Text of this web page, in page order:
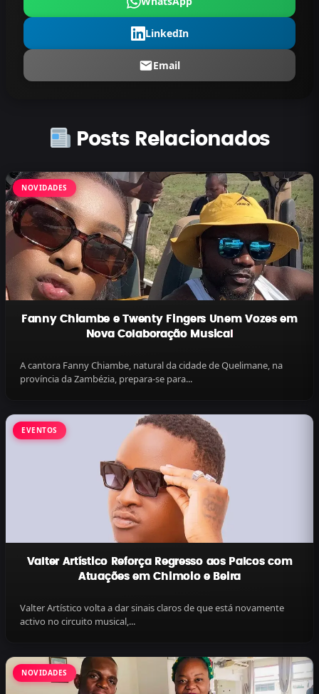
LinkedIn
Email
Posts Relacionados
NOVIDADES
Fanny Chiambe e Twenty Fingers Unem Vozes em
Nova Colaboração Musical
A cantora Fanny Chiambe, natural da cidade de Quelimane, na
província da Zambézia, prepara-se para...
EVENTOS
Valter Artístico Reforça Regresso aos Palcos com
Atuações em Chimoio e Beira
Valter Artístico volta a dar sinais claros de que está novamente
activo no circuito musical,...
NOVIDADES